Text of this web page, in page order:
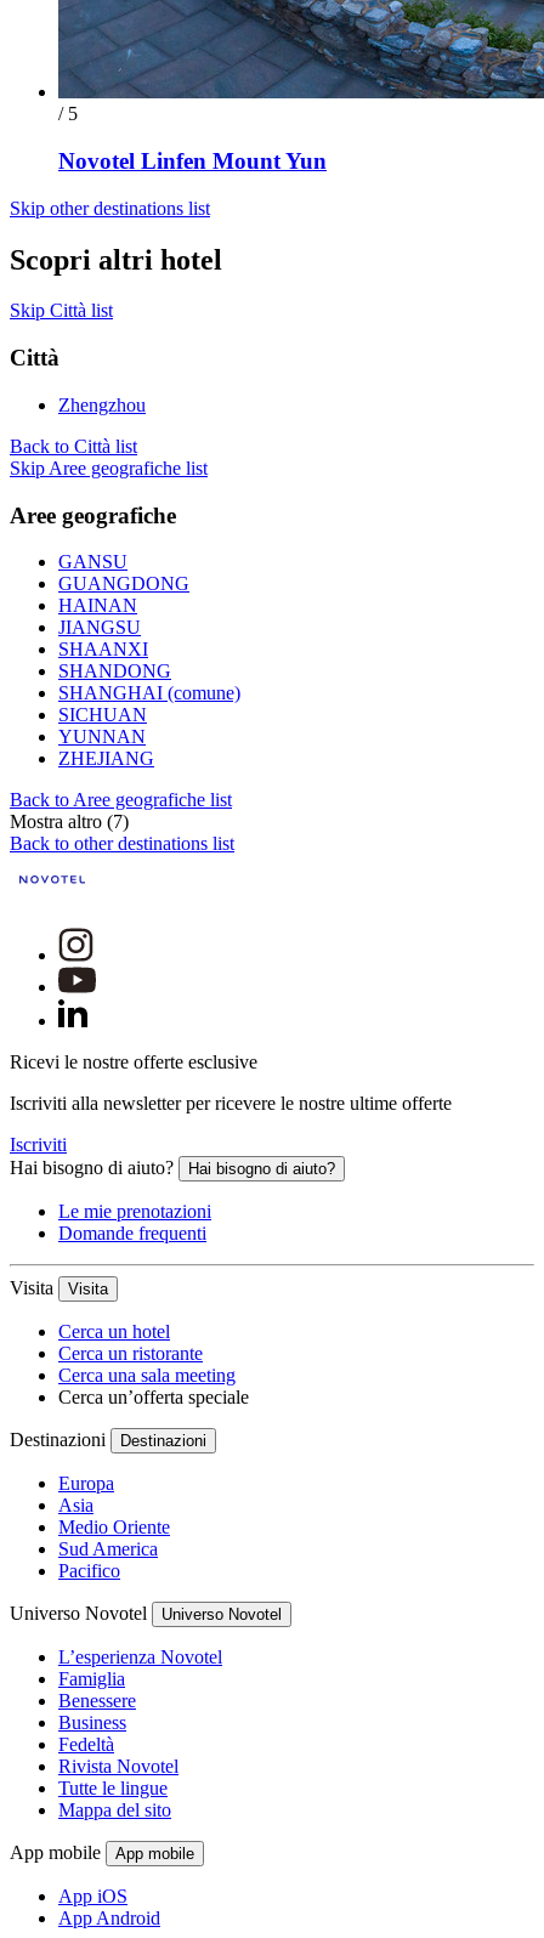
/ 5
Novotel Linfen Mount Yun
Skip other destinations list
Scopri altri hotel
Skip Città list
Città
Zhengzhou
Back to Città list
Skip Aree geografiche list
Aree geografiche
GANSU
GUANGDONG
HAINAN
JIANGSU
SHAANXI
SHANDONG
SHANGHAI (comune)
SICHUAN
YUNNAN
ZHEJIANG
Back to Aree geografiche list
Mostra altro (7)
Back to other destinations list
Ricevi le nostre offerte esclusive
Iscriviti alla newsletter per ricevere le nostre ultime offerte
Iscriviti
Hai bisogno di aiuto?
Hai bisogno di aiuto?
Le mie prenotazioni
Domande frequenti
Visita Visita
Cerca un hotel
Cerca un ristorante
Cerca una sala meeting
Cerca un’offerta speciale
Destinazioni Destinazioni
Europa
Asia
Medio Oriente
Sud America
Pacifico
Universo Novotel Universo Novotel
L’esperienza Novotel
Famiglia
Benessere
Business
Fedeltà
Rivista Novotel
Tutte le lingue
Mappa del sito
App mobile App mobile
App iOS
App Android